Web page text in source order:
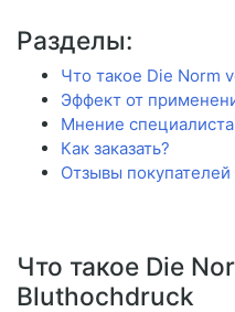
Разделы:
Что такое Die Norm
Эффект от
Мнение специалиста
Как заказать?
Отзывы покупателей
Что такое Die
Bluthochdruck